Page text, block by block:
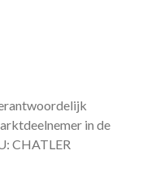
in de
CHATLER